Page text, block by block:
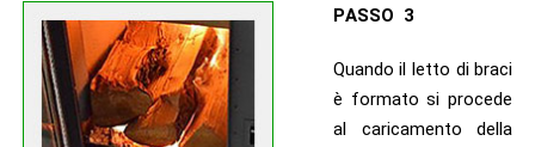
PASSO 3
Quando il letto di braci
è formato si procede
al caricamento della